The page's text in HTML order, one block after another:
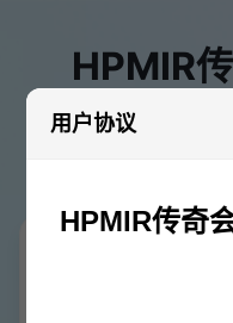
用户协议
HPMIR
解压密码：进